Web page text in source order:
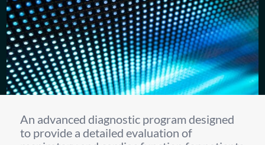
An advanced diagnostic program designed
to provide a detailed evaluation of